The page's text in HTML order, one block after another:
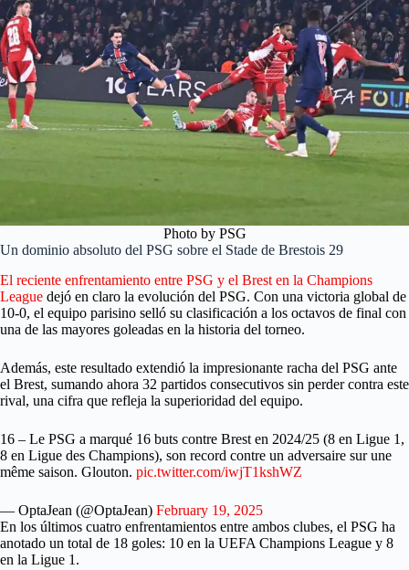
Photo by PSG
Un dominio absoluto del PSG sobre el Stade de Brestois 29
El reciente enfrentamiento entre PSG y el Brest en la Champions
League dejó en claro la evolución del PSG. Con una victoria global de
10-0, el equipo parisino selló su clasificación a los octavos de final con
una de las mayores goleadas en la historia del torneo.
Además, este resultado extendió la impresionante racha del PSG ante
el Brest, sumando ahora 32 partidos consecutivos sin perder contra este
rival, una cifra que refleja la superioridad del equipo.
16 – Le PSG a marqué 16 buts contre Brest en 2024/25 (8 en Ligue 1,
8 en Ligue des Champions), son record contre un adversaire sur une
même saison. Glouton. pic.twitter.com/iwjT1kshWZ
— OptaJean (@OptaJean) February 19, 2025
En los últimos cuatro enfrentamientos entre ambos clubes, el PSG ha
anotado un total de 18 goles: 10 en la UEFA Champions League y 8
en la Ligue 1.